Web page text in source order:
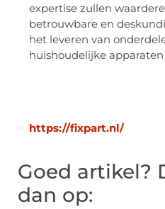
expertise zullen
betrouwbare en
het leveren van
huishoudelijke
https://fixpart.nl/
Goed artikel?
dan op: